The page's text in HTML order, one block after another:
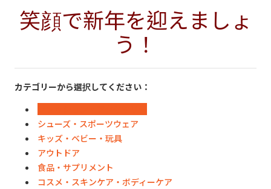
笑顔で新年を迎えましょ
う！
カテゴリーから選択してください：
シューズ・スポーツウェア
キッズ・ベビー・玩具
アウトドア
食品・サプリメント
コスメ・スキンケア・ボディーケア